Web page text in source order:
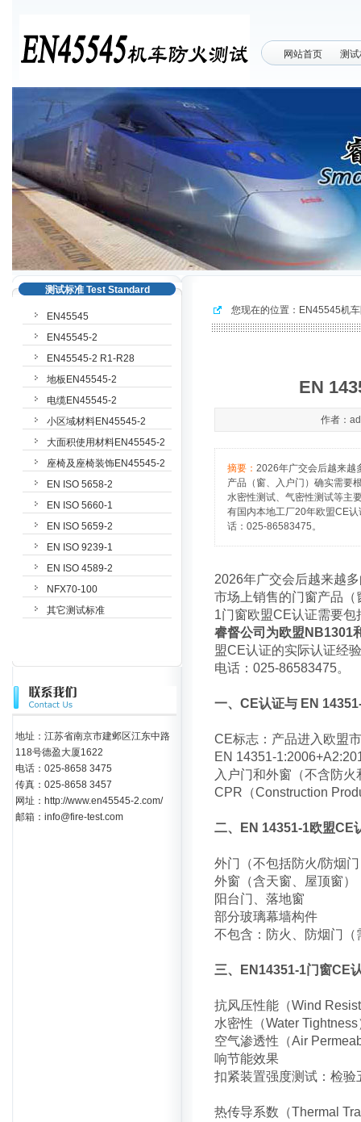
网站首页 测
您现在的位置： EN45545机
地址：江苏省南京市建邺区江东中路
118号德盈大厦1622
电话：025-8658 3475
传真：025-8658 3457
网址：http://www.en45545-2.com/
邮箱：info@fire-test.com
EN
作者：
摘要： 2026年广交会后越来越
产品（窗、入户门）确实需要
水密性测试、气密性测试等主
有国内本地工厂20年欧盟CE
话：025-86583475。
2026年广交会后越来越
市场上销售的门窗产品
1门窗欧盟CE认证需要
睿督公司为欧盟NB1301
盟CE认证的实际认证经
电话：025-86583475。
一、CE认证与 EN
CE标志：产品进入欧盟
EN 14351-
入户门和外窗（不含防
CPR（Construction
二、EN 14351-1欧盟CE
外门（不包括防火/防烟
外窗（含天窗、屋顶窗）
阳台门、落地窗
部分玻璃幕墙构件
不包含：防火、防烟门
三、EN14351-1门窗CE
抗风压性能（Wind
水密性（Water
空气渗透性（Air
响节能效果
扣紧装置强度测试：检
热传导系数（Thermal
测试标准 Test Standard
EN45545
EN45545-2
EN45545-2 R1-R28
地板EN45545-2
电缆EN45545-2
小区域材料EN45545-2
大面积使用材料EN45545-2
座椅及座椅装饰EN45545-2
EN ISO 5658-2
EN ISO 5660-1
EN ISO 5659-2
EN ISO 9239-1
EN ISO 4589-2
NFX70-100
其它测试标准